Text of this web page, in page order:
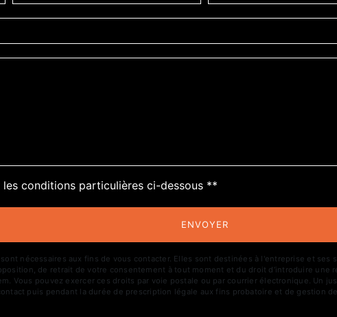
bandeau des cookies
les conditions particulières ci-dessous **
ENVOYER
nécessaires aux fins de vous contacter. Elles sont destinées à l'entreprise et ses
de retrait de votre consentement à tout moment et du droit d’introduire une
Vous pouvez exercer ces droits par voie postale ou par courrier électronique. Un
puis pendant la durée de prescription légale aux fins probatoire et de gestion